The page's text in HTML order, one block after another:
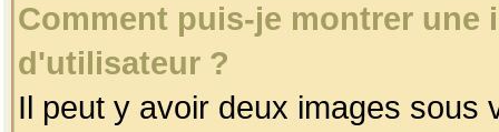
Comment puis-je montrer une
d'utilisateur ?
Il peut y avoir deux images sous